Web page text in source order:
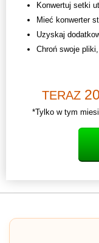
Konwertuj setki
Mieć konwerter
Uzyskaj
Chroń swoje
TERAZ
*Tylko w tym